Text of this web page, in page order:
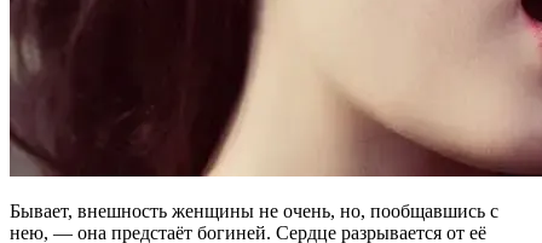
Бывает, внешность женщины не очень, но, пообщавшись с
нею, — она предстаёт богиней. Сердце разрывается от её